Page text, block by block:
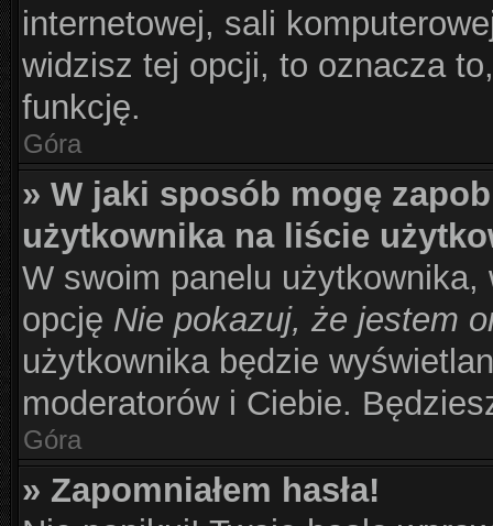
internetowej, sali
widzisz tej opcji, to oznacza
funkcję.
Góra
» W jaki sposób mogę
użytkownika na liście
W swoim panelu użytkownika,
opcję Nie pokazuj, że jestem
użytkownika będzie
moderatorów i Ciebie.
Góra
» Zapomniałem hasła!